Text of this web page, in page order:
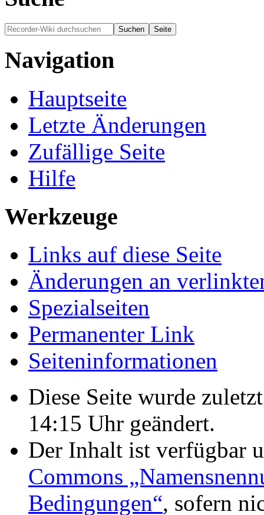
Navigation
Hauptseite
Letzte Änderungen
Zufällige Seite
Hilfe
Werkzeuge
Links auf diese Seite
Änderungen an
Spezialseiten
Permanenter Link
Seiten­informationen
Diese Seite wurde
14:15 Uhr geändert.
Der Inhalt ist verfügbar
Commons
Bedingungen“, sofern